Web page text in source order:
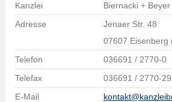
Kanzlei
Biernacki + Beyer
Adresse
Jenaer Str. 48
07607 Eisenberg
Telefon
036691 / 2770-0
Telefax
036691 / 2770-29
E-Mail